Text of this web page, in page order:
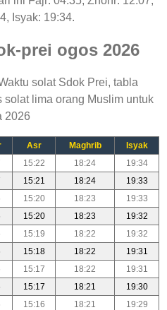
Isyak: 19:34.
prei ogos 2026
solat Sdok Prei, tabla
solat lima orang Muslim untuk
2026
Asr Maghrib
Isyak
15:22 18:24
19:34
15:21 18:24
19:33
15:20 18:23
19:33
15:20 18:23
19:32
15:19 18:22
19:32
15:18 18:22
19:31
15:17 18:22
19:31
15:17 18:21
19:30
15:16 18:21
19:29